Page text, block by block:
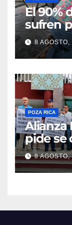
El 90%
sufren
8
POZA RICA
Alianza
pide se
8